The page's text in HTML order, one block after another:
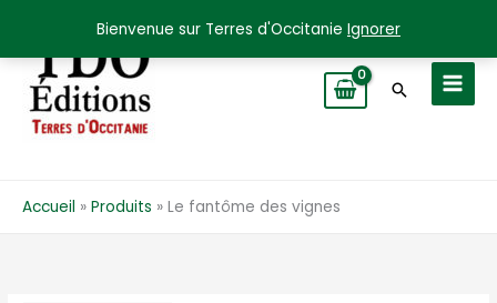
Bienvenue sur Terres d'Occitanie Ignorer
contenu
Accueil Produits Le fantôme des vignes